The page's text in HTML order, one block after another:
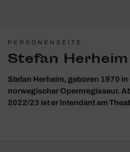
PERSONENSEITE
Stefan Herheim
Stefan Herheim, geboren 1970 in
norwegischer Opernregisseur.
2022/23 ist er Intendant am